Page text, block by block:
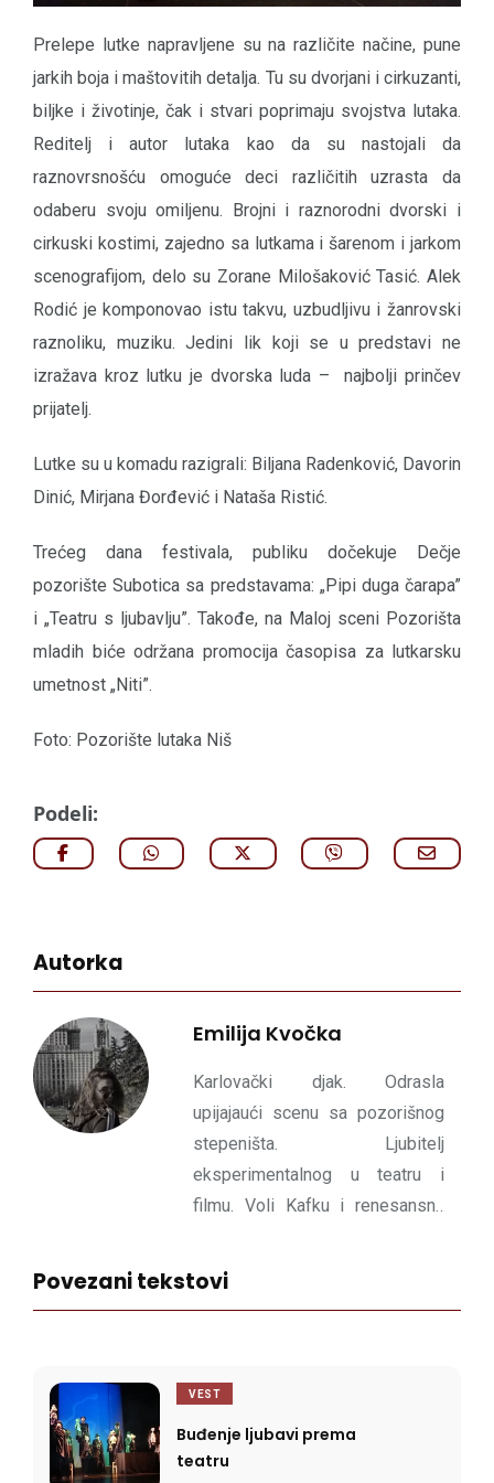
Prelepe lutke napravljene su na različite načine, pune
jarkih boja i maštovitih detalja. Tu su dvorjani i cirkuzanti,
biljke i životinje, čak i stvari poprimaju svojstva lutaka.
Reditelj i autor lutaka kao da su nastojali da
raznovrsnošću omoguće deci različitih uzrasta da
odaberu svoju omiljenu. Brojni i raznorodni dvorski i
cirkuski kostimi, zajedno sa lutkama i šarenom i jarkom
scenografijom, delo su Zorane Milošaković Tasić. Alek
Rodić je komponovao istu takvu, uzbudljivu i žanrovski
raznoliku, muziku. Jedini lik koji se u predstavi ne
izražava kroz lutku je dvorska luda – najbolji prinčev
prijatelj.
Lutke su u komadu razigrali: Biljana Radenković, Davorin
Dinić, Mirjana Đorđević i Nataša Ristić.
Trećeg dana festivala, publiku dočekuje Dečje
pozorište Subotica sa predstavama: „Pipi duga čarapa”
i „Teatru s ljubavlju”. Takođe, na Maloj sceni Pozorišta
mladih biće održana promocija časopisa za lutkarsku
umetnost „Niti”.
Foto: Pozorište lutaka Niš
Podeli:
Autorka
Emilija Kvočka
Karlovački djak. Odrasla
upijajaući scenu sa pozorišnog
stepeništa. Ljubitelj
eksperimentalnog u teatru i
filmu. Voli Kafku i renesansnu
uzdizanju svojih prijatelja.
Povezani tekstovi
VEST
Buđenje ljubavi prema
teatru